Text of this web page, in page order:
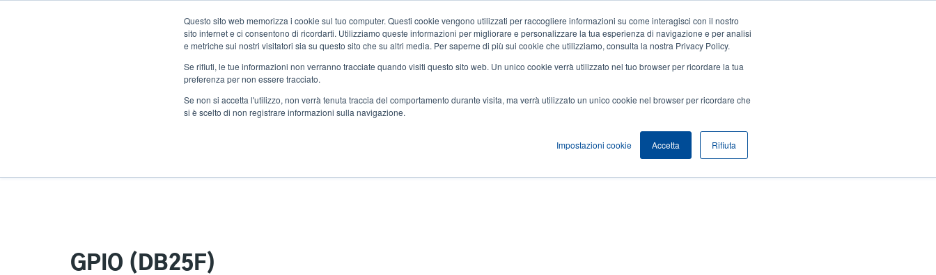
Questo sito web memorizza i cookie sul tuo computer. Questi cookie vengono utilizzati per raccogliere informazioni su come interagisci con il nostro
sito internet e ci consentono di ricordarti. Utilizziamo queste informazioni per migliorare e personalizzare la tua esperienza di navigazione e per analisi
e metriche sui nostri visitatori sia su questo sito che su altri media. Per saperne di più sui cookie che utilizziamo, consulta la nostra Privacy Policy.
Se rifiuti, le tue informazioni non verranno tracciate quando visiti questo sito web. Un unico cookie verrà utilizzato nel tuo browser per ricordare la tua
preferenza per non essere tracciato.
Se non si accetta l'utilizzo, non verrà tenuta traccia del comportamento durante visita, ma verrà utilizzato un unico cookie nel browser per ricordare che
si è scelto di non registrare informazioni sulla navigazione.
Impostazioni cookie Accetta Rifiuta
User
account
Notizie ed eventi Azienda
User
Anonymous
Accedi / Registrati
Prodotti Soluzioni Servizi Supporto e download Partner Seleziona Prodotti
GPIO (DB25F)